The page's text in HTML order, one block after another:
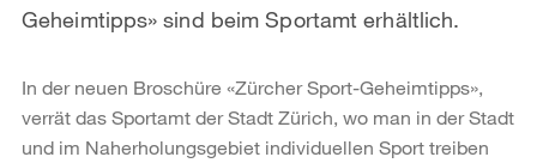
Geheimtipps» sind beim Sportamt erhältlich.
In der neuen Broschüre «Zürcher Sport-Geheimtipps»,
verrät das Sportamt der Stadt Zürich, wo man in der Stadt
und im Naherholungsgebiet individuellen Sport treiben